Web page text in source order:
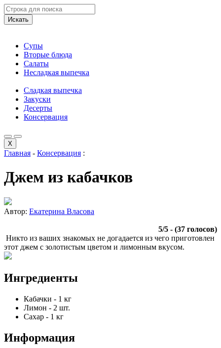
Искать
Супы
Вторые блюда
Салаты
Несладкая выпечка
Сладкая выпечка
Закуски
Десерты
Консервация
X
Главная - Консервация :
Джем из кабачков
Автор: Екатерина Власова
5/5 - (37 голосов)
Никто из ваших знакомых не догадается из чего приготовлен
этот джем c золотистым цветом и лимонным вкусом.
Ингредиенты
Кабачки - 1 кг
Лимон - 2 шт.
Сахар - 1 кг
Информация